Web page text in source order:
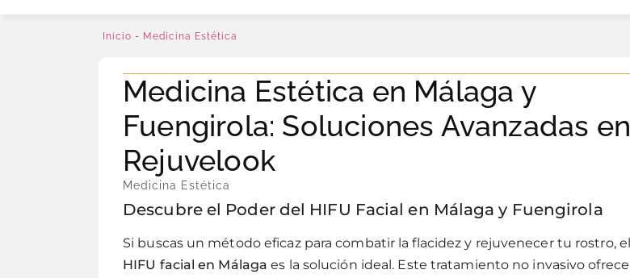
Inicio - Medicina Estética
Medicina Estética en Málaga y
Fuengirola: Soluciones Avanzadas en
Rejuvelook
Medicina Estética
Descubre el Poder del HIFU Facial en Málaga y Fuengirola
Si buscas un método eficaz para combatir la flacidez y rejuvenecer tu rostro, el
HIFU facial en Málaga es la solución ideal. Este tratamiento no invasivo ofrece